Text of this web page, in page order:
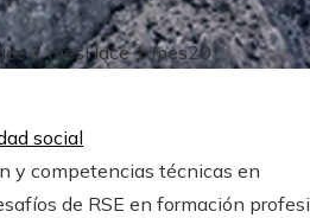
1 mesHace 1 mes20
social
y competencias técnicas en
de RSE en formación